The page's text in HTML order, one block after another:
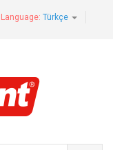
Language: Türkçe